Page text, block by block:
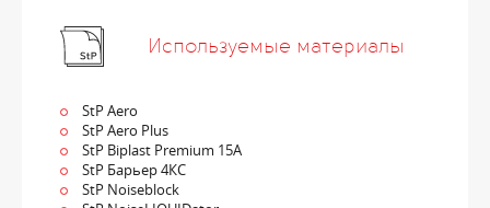
Используемые материалы
StP Aero
StP Aero Plus
StP Biplast Premium 15A
StP Барьер 4КС
StP Noiseblock